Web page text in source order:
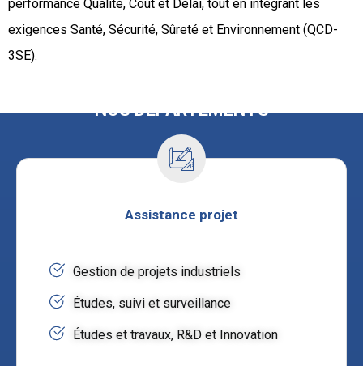
performance Qualité, Coût et Délai, tout en intégrant les
exigences Santé, Sécurité, Sûreté et Environnement (QCD-
3SE).
NOS DÉPARTEMENTS
Assistance projet
Gestion de projets industriels
Études, suivi et surveillance
Études et travaux, R&D et Innovation